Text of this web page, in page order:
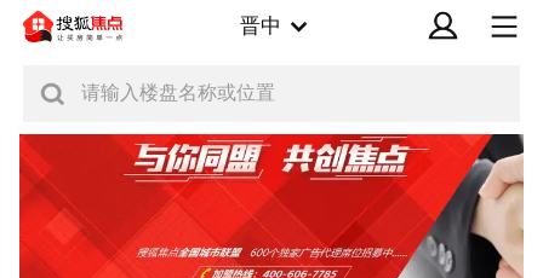
晋中
请输入楼盘名称或位置